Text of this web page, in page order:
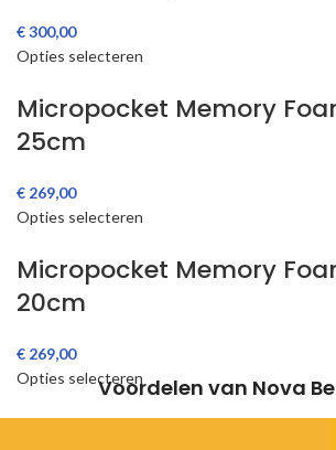
€
Opties selecteren
Micropocket Memory
25cm
€
Opties selecteren
Micropocket Memory
20cm
€
Opties selecterenVoordelen van Nova